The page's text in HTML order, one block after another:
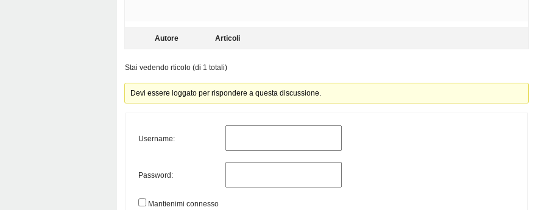
Autore Articoli
Stai vedendo rticolo (di 1 totali)
Devi essere loggato per rispondere a questa discussione.
Username:
Password:
Mantienimi connesso